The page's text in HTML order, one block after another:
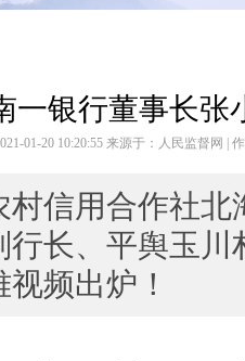
一银行董事长张
01-20 10:20:55 来源于：人民监督网 |
村信用合作社
行长、平舆玉
频出炉！